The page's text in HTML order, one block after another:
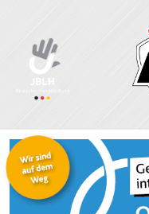
springen